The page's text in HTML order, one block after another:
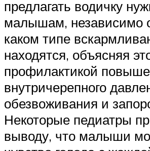
предлагать водичку
малышам, независимо
каком типе
находятся, объясняя
профилактикой
внутричерепного
обезвоживания и
Некоторые педиатры
выводу, что малыши